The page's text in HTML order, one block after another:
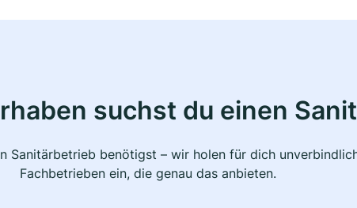
suchst du einen
Sanitärbetrieb benötigst – wir holen für dich
Fachbetrieben ein, die genau das anbieten.